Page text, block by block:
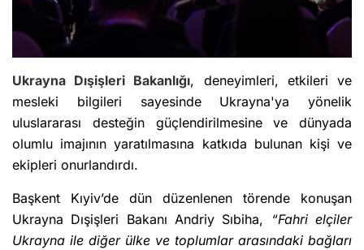
Ukrayna Dışişleri Bakanlığı, deneyimleri, etkileri ve
mesleki bilgileri sayesinde Ukrayna'ya yönelik
uluslararası desteğin güçlendirilmesine ve dünyada
olumlu imajının yaratılmasına katkıda bulunan kişi ve
ekipleri onurlandırdı.
Başkent Kıyiv’de dün düzenlenen törende konuşan
Ukrayna Dışişleri Bakanı Andriy Sıbiha,
“Fahri elçiler
Ukrayna ile diğer ülke ve toplumlar arasındaki bağları